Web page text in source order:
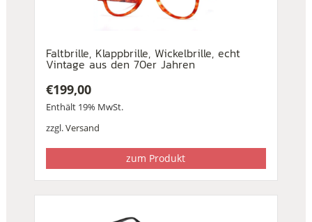
Faltbrille, Klappbrille, Wickelbrille, echt
Vintage aus den 70er Jahren
€199,00
Enthält 19% MwSt.
zzgl.Versand
zum Produkt